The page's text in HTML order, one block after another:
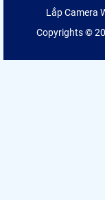
Lắp Camera
Copyrights ©